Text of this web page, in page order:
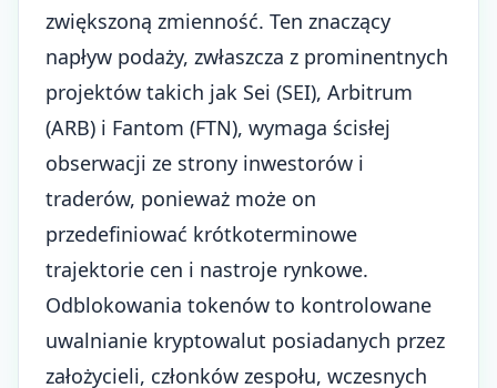
zwiększoną zmienność. Ten znaczący
napływ podaży, zwłaszcza z prominentnych
projektów takich jak Sei (SEI), Arbitrum
(ARB) i Fantom (FTN), wymaga ścisłej
obserwacji ze strony inwestorów i
traderów, ponieważ może on
przedefiniować krótkoterminowe
trajektorie cen i nastroje rynkowe.
Odblokowania tokenów to kontrolowane
uwalnianie kryptowalut posiadanych przez
założycieli, członków zespołu, wczesnych